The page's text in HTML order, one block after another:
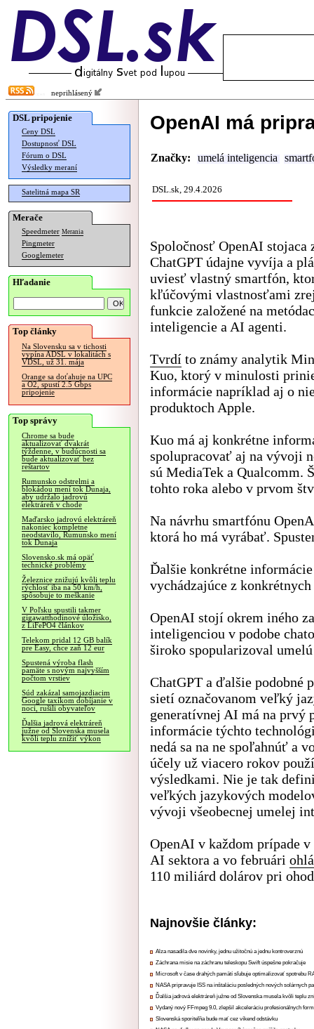
neprihlásený
DSL pripojenie
Ceny DSL
Dostupnosť DSL
Fórum o DSL
Výsledky meraní
Satelitná mapa SR
Merače
Speedmeter Merania
Pingmeter
Googlemeter
Hľadanie
Top články
Na Slovensku sa v tichosti
vypína ADSL v lokalitách s
VDSL, už 31. mája
Orange sa doťahuje na UPC
a O2, spustí 2.5 Gbps
pripojenie
Top správy
Chrome sa bude
aktualizovať dvakrát
týždenne, v budúcnosti sa
bude aktualizovať bez
reštartov
Rumunsko odstrelmi a
blokádou mení tok Dunaja,
aby udržalo jadrovú
elektráreň v chode
Maďarsko jadrovú elektráreň
nakoniec kompletne
neodstavilo, Rumunsko mení
tok Dunaja
Slovensko.sk má opäť
technické problémy
Železnice znižujú kvôli teplu
rýchlosť iba na 50 km/h,
spôsobuje to meškanie
V Poľsku spustili takmer
gigawatthodinové úložisko,
z LiFePO4 článkov
Telekom pridal 12 GB balík
pre Easy, chce zaň 12 eur
Spustená výroba flash
pamäte s novým najvyšším
počtom vrstiev
Súd zakázal samojazdiacim
Google taxíkom dobíjanie v
noci, rušili obyvateľov
Ďalšia jadrová elektráreň
južne od Slovenska musela
kvôli teplu znížiť výkon
OpenAI má
Značky: umelá inteligencia
DSL.sk, 29.4.2026
Spoločnosť OpenAI stojaca
ChatGPT údajne vyvíja a
uviesť vlastný smartfón,
kľúčovými vlastnosťami
funkcie založené na
inteligencie a AI agenti.
Tvrdí to známy analytik
Kuo, ktorý v minulosti
informácie napríklad aj o
produktoch Apple.
Kuo má aj konkrétne
spolupracovať aj na vývoji
sú MediaTek a Qualcomm.
tohto roka alebo v prvom
Na návrhu smartfónu
ktorá ho má vyrábať.
Ďalšie konkrétne
vychádzajúce z
OpenAI stojí okrem iného
inteligenciou v podobe
široko spopularizoval
ChatGPT a ďalšie podobné
sietí označovanom veľký
generatívnej AI má na prvý
informácie týchto
nedá sa na ne spoľahnúť a
účely už viacero rokov
výsledkami. Nie je tak
veľkých jazykových
vývoji všeobecnej umelej
OpenAI v každom prípade
AI sektora a vo februári
110 miliárd dolárov pri
Najnovšie články:
Alza nasadila dve novinky, jednu užitočnú a jednu kontroverznú
Záchrana misie na záchranu teleskopu Swift úspešne pokračuje
Microsoft v čase drahých pamätí sľubuje optimalizovať spotrebu
NASA pripravuje ISS na inštaláciu posledných nových solárnych
Ďalšia jadrová elektráreň južne od Slovenska musela kvôli teplu
Vydaný nový FFmpeg 9.0, zlepšil akceleráciu profesionálnych
Slovenská sporiteľňa bude mať cez víkend odstávku